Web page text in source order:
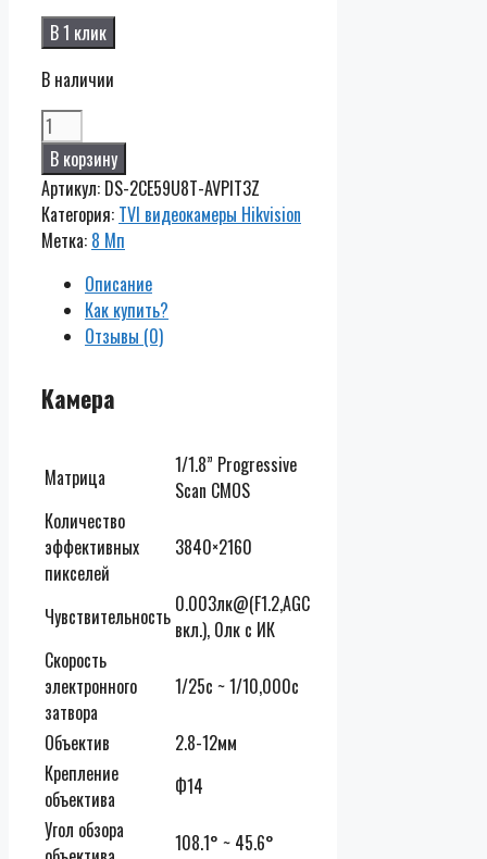
В 1 клик
В наличии
Количество
DS-
2CE59U8T-
AVPIT3Z
В корзину
Артикул: DS-2CE59U8T-AVPIT3Z
Категория: TVI видеокамеры Hikvision
Метка: 8 Мп
Описание
Как купить?
Отзывы (0)
Камера
Матрица
1/1.8” Progressive
Scan CMOS
Количество
эффективных
пикселей
3840×2160
Чувствительность 0.003лк@(F1.2,AGC
вкл.), 0лк с ИК
Скорость
электронного
затвора
1/25с ~ 1/10,000с
Объектив
2.8-12мм
Крепление
объектива
Ф14
Угол обзора
108.1° ~ 45.6°